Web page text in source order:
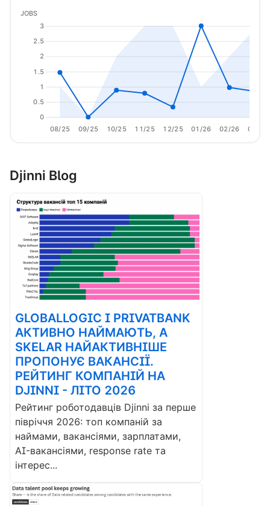
08/25 09/25 10/25 11/25 12/25 01/26 02/26 03/26
0
0.5
1
1.5
2
2.5
3
JOBS
Djinni Blog
GLOBALLOGIC І PRIVATBANK
АКТИВНО НАЙМАЮТЬ, А
SKELAR НАЙАКТИВНІШЕ
ПРОПОНУЄ ВАКАНСІЇ.
РЕЙТИНГ КОМПАНІЙ НА
DJINNI - ЛІТО 2026
Рейтинг роботодавців Djinni за перше
півріччя 2026: топ компаній за
наймами, вакансіями, зарплатами,
AI-вакансіями, response rate та
інтерес...